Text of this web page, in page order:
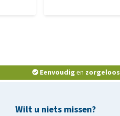
Eenvoudig en zorgeloos
Wilt u niets missen?